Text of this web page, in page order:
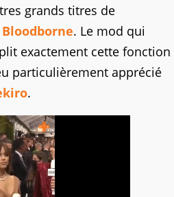
grands titres de
Bloodborne. Le mod qui
exactement cette fonction
particulièrement apprécié
.